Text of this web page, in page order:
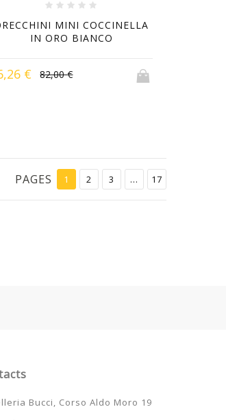
MINI COCCINELLA
IN ORO BIANCO
€ 82,00 €
PAGES 1 2 3 ... 17
Bucci, Corso Aldo Moro 19